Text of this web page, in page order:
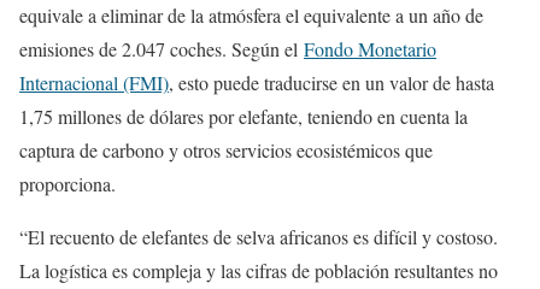
equivale a eliminar de la atmósfera el equivalente a un año de
emisiones de 2.047 coches. Según el Fondo Monetario
Internacional (FMI), esto puede traducirse en un valor de hasta
1,75 millones de dólares por elefante, teniendo en cuenta la
captura de carbono y otros servicios ecosistémicos que
proporciona.
“El recuento de elefantes de selva africanos es difícil y costoso.
La logística es compleja y las cifras de población resultantes no